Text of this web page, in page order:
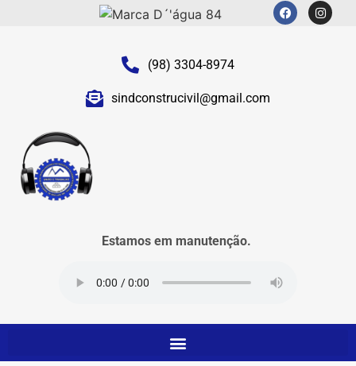
(98) 3304-8974
sindconstrucivil@gmail.com
Estamos em manutenção.